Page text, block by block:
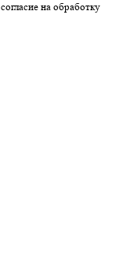
на обработку